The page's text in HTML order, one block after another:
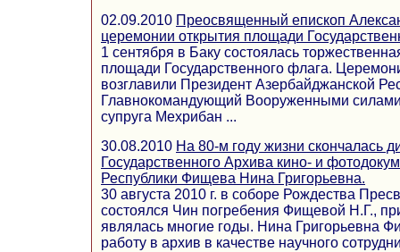
02.09.2010 Преосвященный епископ
церемонии открытия площади
1 сентября в Баку состоялась
площади Государственного флага.
возглавили Президент Азербайджанской
Главнокомандующий Вооруженными
супруга Мехрибан ...
30.08.2010 На 80-м году жизни скончалась
Государственного Архива кино- и
Республики Фищева Нина Григорьевна.
30 августа 2010 г. в соборе Рождества
состоялся Чин погребения Фищевой Н.Г.,
являлась многие годы. Нина Григорьевна
работу в архив в качестве научного